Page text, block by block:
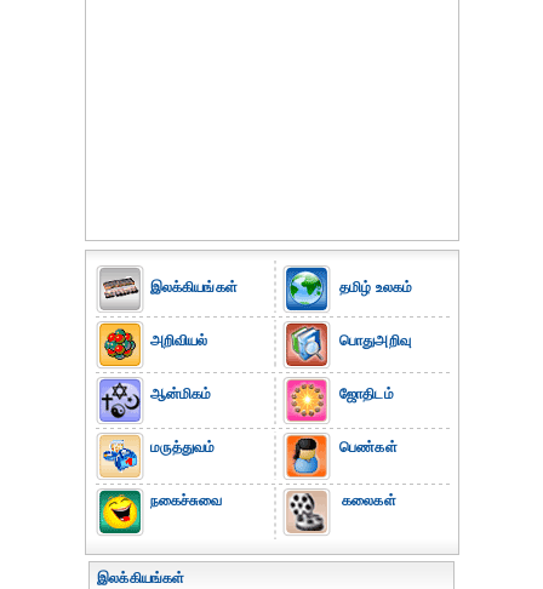
இலக்கியங்கள்
அறிவியல்
ஆன்மிகம்
மருத்துவம்
நகைச்சுவை
தமிழ் உலகம்
பொதுஅறிவு
ஜோதிடம்
பெண்கள்
கலைகள்
இலக்கியங்கள்